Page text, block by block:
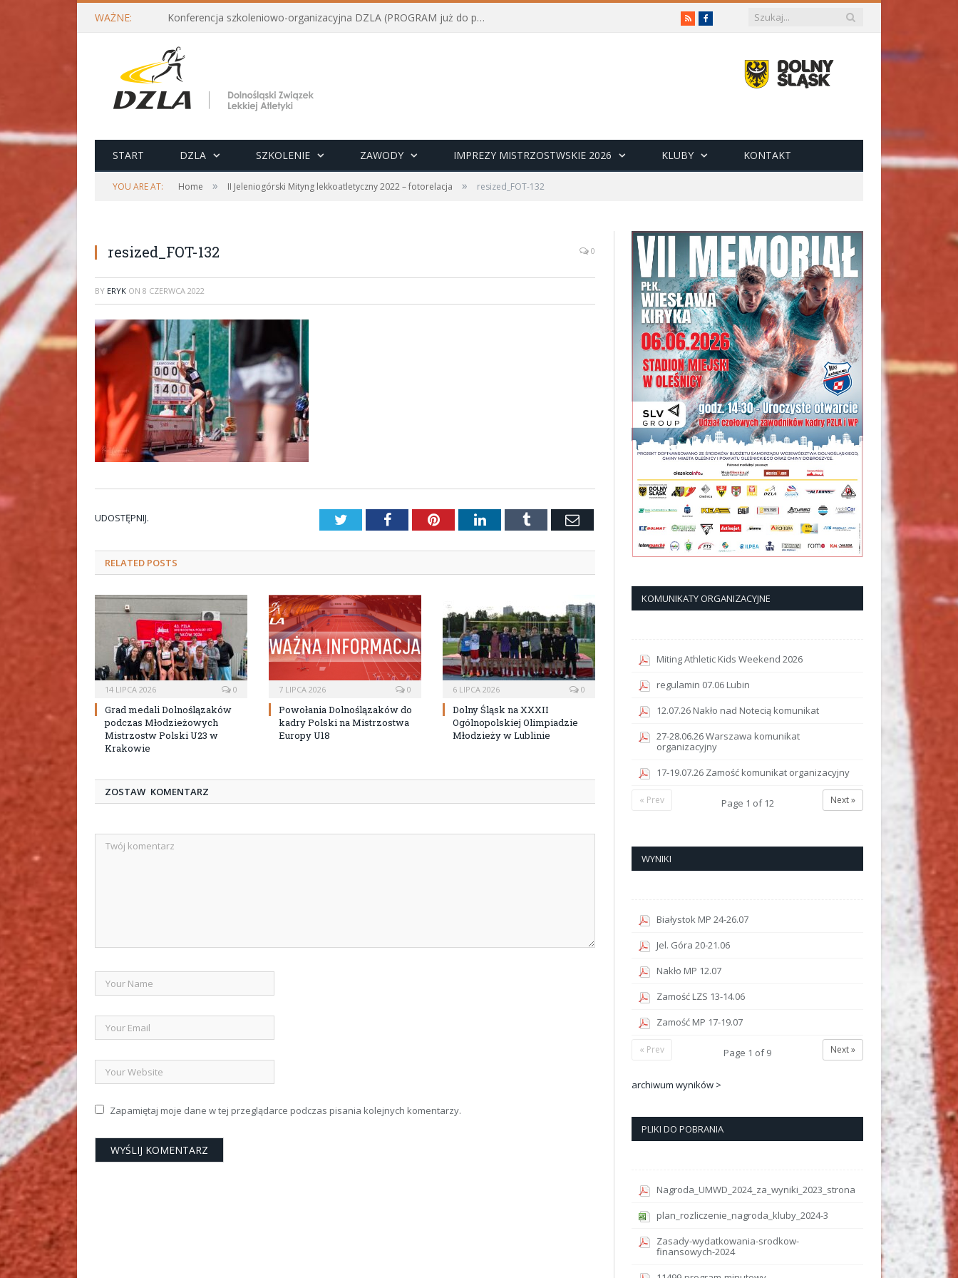
WAŻNE: Konferencja szkoleniowo-organizacyjna DZLA (PROGRAM już do pobrania) RSSFacebook
START DZLA SZKOLENIE ZAWODY IMPREZY MISTRZOSTWSKIE 2026 KLUBY KONTAKT
YOU ARE AT: Home » II Jeleniogórski Mityng lekkoatletyczny 2022 – fotorelacja » resized_FOT-132
resized_FOT-132 0
BY ERYK ON 8 CZERWCA 2022
UDOSTĘPNIJ. TwitterFacebookPinterestLinkedInTumblr Email
RELATED POSTS
14 LIPCA 2026 0
Grad medali Dolnoślązaków
podczas Młodzieżowych
Mistrzostw Polski U23 w
Krakowie
7 LIPCA 2026 0
Powołania Dolnoślązaków do
kadry Polski na Mistrzostwa
Europy U18
6 LIPCA 2026 0
Dolny Śląsk na XXXII
Ogólnopolskiej Olimpiadzie
Młodzieży w Lublinie
ZOSTAW KOMENTARZ
Zapamiętaj moje dane w tej przeglądarce podczas pisania kolejnych komentarzy.
KOMUNIKATY ORGANIZACYJNE
Miting Athletic Kids Weekend 2026
regulamin 07.06 Lubin
12.07.26 Nakło nad Notecią komunikat
27-28.06.26 Warszawa komunikat
organizacyjny
17-19.07.26 Zamość komunikat organizacyjny
Next »
Page 1 of12
« Prev
WYNIKI
Białystok MP 24-26.07
Jel. Góra 20-21.06
Nakło MP 12.07
Zamość LZS 13-14.06
Zamość MP 17-19.07
Next »
Page 1 of9
« Prev
archiwum wyników >
PLIKI DO POBRANIA
Nagroda_UMWD_2024_za_wyniki_2023_strona
plan_rozliczenie_nagroda_kluby_2024-3
Zasady-wydatkowania-srodkow-
finansowych-2024